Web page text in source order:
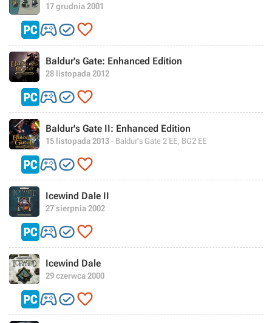
17 grudnia 2001

Baldur's Gate: Enhanced Edition
28 listopada 2012

Baldur's Gate II: Enhanced Edition
15 listopada 2013- Baldur's Gate 2 EE, BG2 EE

Icewind Dale II
27 sierpnia 2002

Icewind Dale
29 czerwca 2000
